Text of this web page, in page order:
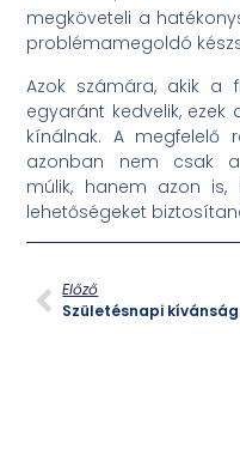
megköveteli a
problémamegoldó
Azok számára, akik a
egyaránt kedvelik, ezek
kínálnak. A megfelelő
azonban nem csak a
múlik, hanem azon
lehetőségeket
Előző